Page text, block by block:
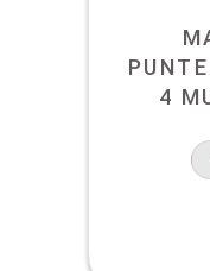
4